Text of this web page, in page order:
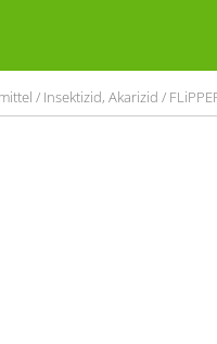
/ Insektizid, Akarizid /